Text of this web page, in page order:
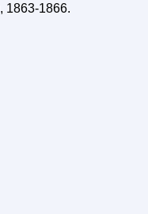
, 1863-1866.